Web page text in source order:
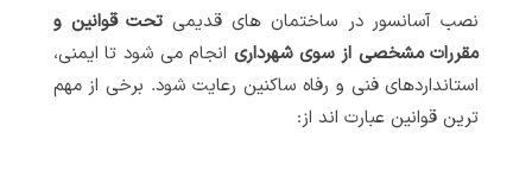
نصب آسانسور در ساختمان های قدیمی تحت قوانین و
مقررات مشخصی از سوی شهرداری انجام می شود تا ایمنی،
استانداردهای فنی و رفاه ساکنین رعایت شود. برخی از مهم
ترین قوانین عبارت اند از: